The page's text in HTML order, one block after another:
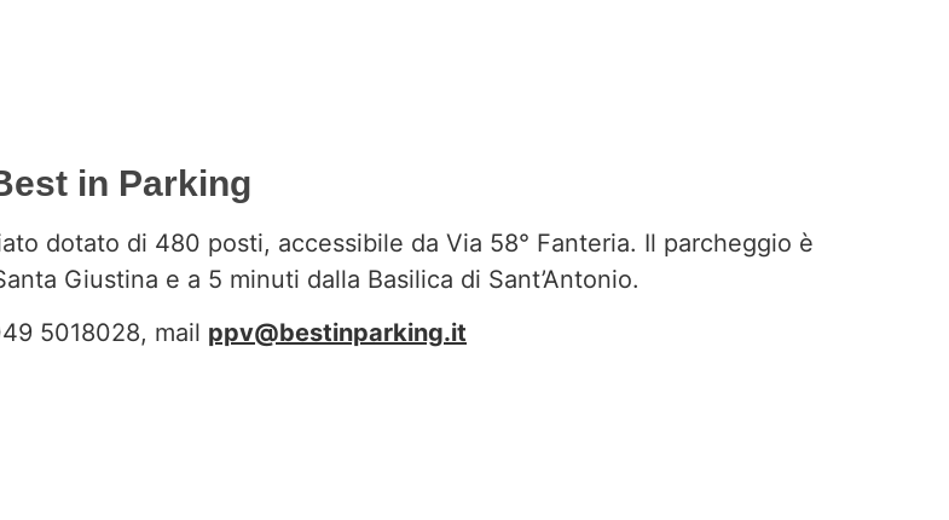
in Parking
dotato di 480 posti, accessibile da Via 58° Fanteria. Il parcheggio è
Giustina e a 5 minuti dalla Basilica di Sant’Antonio.
5018028, mail ppv@bestinparking.it